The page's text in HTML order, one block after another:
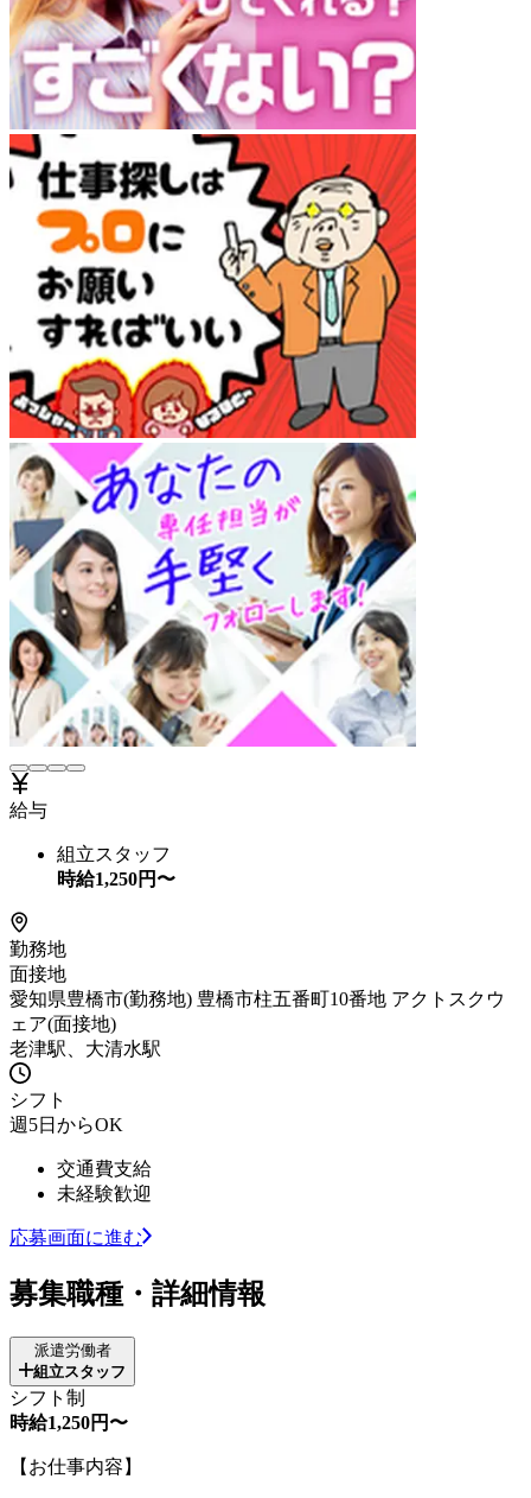
給与
組立スタッフ
時給1,250円〜
勤務地
面接地
愛知県豊橋市(勤務地) 豊橋市柱五番町10番地 アクトスクウ
ェア(面接地)
老津駅、大清水駅
シフト
週5日からOK
交通費支給
未経験歓迎
応募画面に進む
募集職種・詳細情報
派遣労働者
組立スタッフ
シフト制
時給1,250円〜
【お仕事内容】